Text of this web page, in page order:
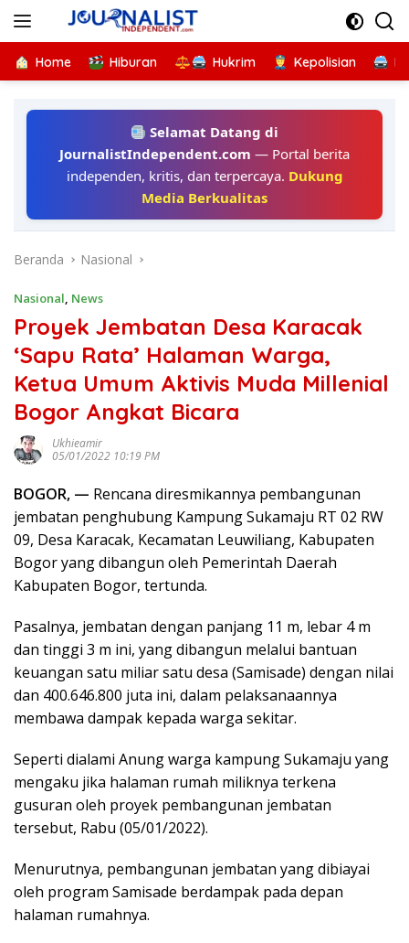
Home Hiburan Hukrim Kepolisian
Selamat Datang di
JournalistIndependent.com — Portal berita
independen, kritis, dan terpercaya. Dukung
Media Berkualitas
Beranda Nasional
Nasional, News
Proyek Jembatan Desa Karacak
‘Sapu Rata’ Halaman Warga,
Ketua Umum Aktivis Muda Millenial
Bogor Angkat Bicara
Ukhieamir
05/01/2022 10:19 PM
BOGOR, — Rencana diresmikannya pembangunan
jembatan penghubung Kampung Sukamaju RT 02 RW
09, Desa Karacak, Kecamatan Leuwiliang, Kabupaten
Bogor yang dibangun oleh Pemerintah Daerah
Kabupaten Bogor, tertunda.
Pasalnya, jembatan dengan panjang 11 m, lebar 4 m
dan tinggi 3 m ini, yang dibangun melalui bantuan
keuangan satu miliar satu desa (Samisade) dengan nilai
dan 400.646.800 juta ini, dalam pelaksanaannya
membawa dampak kepada warga sekitar.
Seperti dialami Anung warga kampung Sukamaju yang
mengaku jika halaman rumah miliknya terkena
gusuran oleh proyek pembangunan jembatan
tersebut, Rabu (05/01/2022).
Menurutnya, pembangunan jembatan yang dibiayai
oleh program Samisade berdampak pada depan
halaman rumahnya.